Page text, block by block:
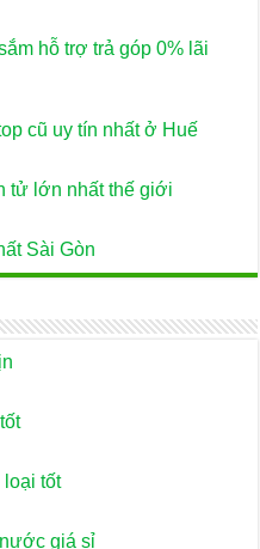
hỗ trợ trả góp 0% lãi
cũ uy tín nhất ở Huế
tử lớn nhất thế giới
Sài Gòn
loại tốt
giá sỉ